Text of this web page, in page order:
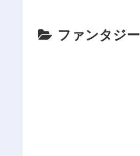
ファンタジー